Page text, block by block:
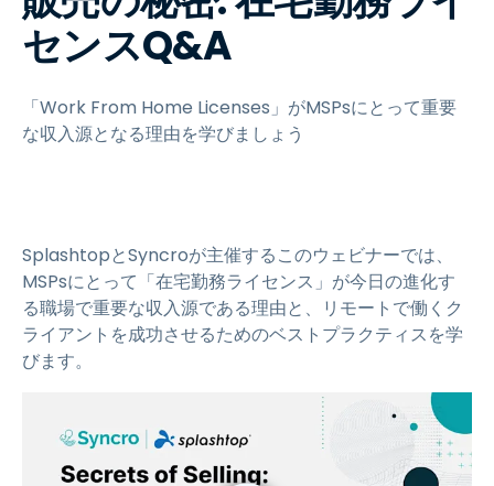
センスQ&A
「Work From Home Licenses」がMSPsにとって重要
な収入源となる理由を学びましょう
SplashtopとSyncroが主催するこのウェビナーでは、
MSPsにとって「在宅勤務ライセンス」が今日の進化す
る職場で重要な収入源である理由と、リモートで働くク
ライアントを成功させるためのベストプラクティスを学
びます。